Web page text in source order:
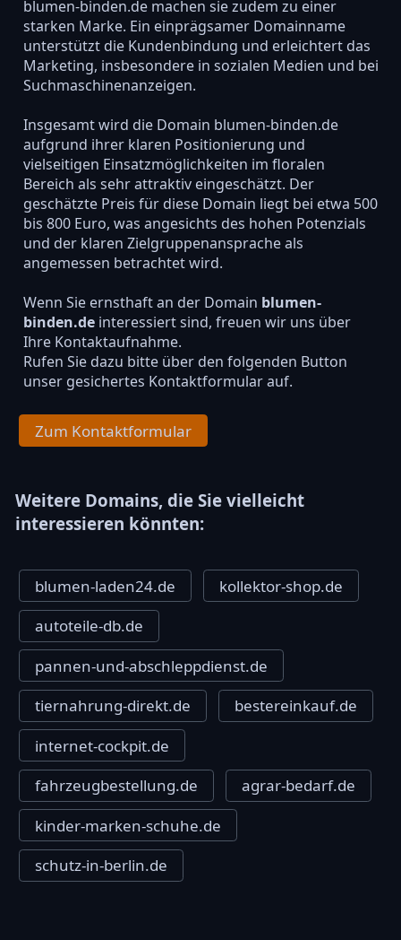
blumen-binden.de machen sie zudem zu einer
starken Marke. Ein einprägsamer Domainname
unterstützt die Kundenbindung und erleichtert das
Marketing, insbesondere in sozialen Medien und bei
Suchmaschinenanzeigen.
Insgesamt wird die Domain blumen-binden.de
aufgrund ihrer klaren Positionierung und
vielseitigen Einsatzmöglichkeiten im floralen
Bereich als sehr attraktiv eingeschätzt. Der
geschätzte Preis für diese Domain liegt bei etwa 500
bis 800 Euro, was angesichts des hohen Potenzials
und der klaren Zielgruppenansprache als
angemessen betrachtet wird.
Wenn Sie ernsthaft an der Domain blumen-
binden.deinteressiert sind, freuen wir uns über
Ihre Kontaktaufnahme.
Rufen Sie dazu bitte über den folgenden Button
unser gesichertes Kontaktformular auf.
Zum Kontaktformular
Weitere Domains, die Sie vielleicht
interessieren könnten:
blumen-laden24.de
kollektor-shop.de
autoteile-db.de
pannen-und-abschleppdienst.de
tiernahrung-direkt.de
bestereinkauf.de
internet-cockpit.de
fahrzeugbestellung.de
agrar-bedarf.de
kinder-marken-schuhe.de
schutz-in-berlin.de